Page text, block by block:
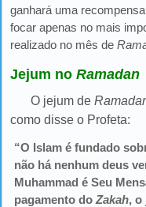
ganhará uma
focar apenas no mais
realizado no mês de
Jejum no Ramadan
O jejum de
como disse o Profeta:
“O Islam é fundado
não há nenhum deus
Muhammad é Seu
pagamento do Zakah, o